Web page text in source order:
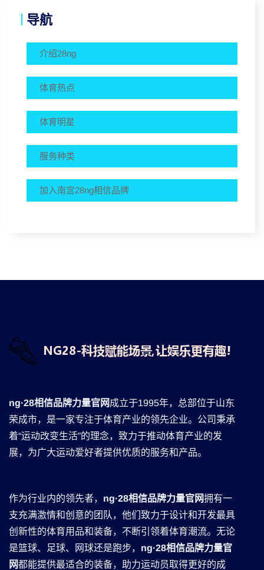
导航
介绍28ng
体育热点
体育明星
服务种类
加入南宫28ng相信品牌
ng·28相信品牌力量官网成立于1995年，总部位于山东
荣成市，是一家专注于体育产业的领先企业。公司秉承
着“运动改变生活”的理念，致力于推动体育产业的发
展，为广大运动爱好者提供优质的服务和产品。
作为行业内的领先者， ng·28相信品牌力量官网拥有一
支充满激情和创意的团队，他们致力于设计和开发最具
创新性的体育用品和装备，不断引领着体育潮流。无论
是篮球、足球、网球还是跑步， ng·28相信品牌力量官
网都能提供最适合的装备，助力运动员取得更好的成